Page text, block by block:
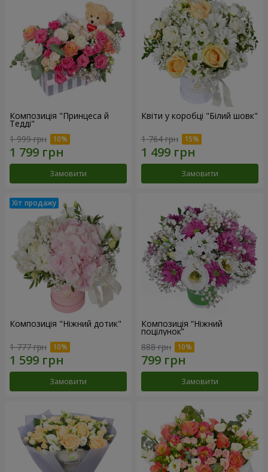
Композиція "Принцеса й
Тедді"
1 999 грн
Замовити
Квіти у коробці "Білий шовк"
1 764 грн
Замовити
Композиція "Ніжний дотик"
1 777 грн
Замовити
Композиція “Ніжний
поцілунок”
888 грн
Замовити